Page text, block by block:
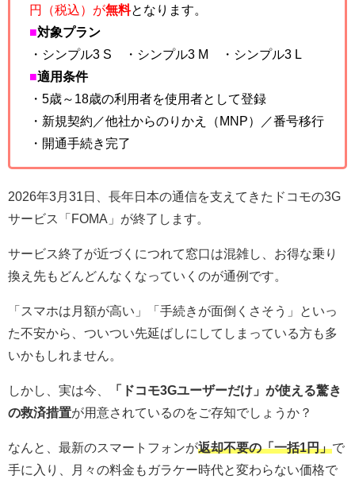
円（税込）が無料となります。
■対象プラン
・シンプル3 S ・シンプル3 M ・シンプル3 L
■適用条件
・5歳～18歳の利用者を使用者として登録
・新規契約／他社からのりかえ（MNP）／番号移行
・開通手続き完了
2026年3月31日、長年日本の通信を支えてきたドコモの3G
サービス「FOMA」が終了します。
サービス終了が近づくにつれて窓口は混雑し、お得な乗り
換え先もどんどんなくなっていくのが通例です。
「スマホは月額が高い」「手続きが面倒くさそう」といっ
た不安から、ついつい先延ばしにしてしまっている方も多
いかもしれません。
しかし、実は今、
「ドコモ3Gユーザーだけ」が使える驚き
の救済措置が用意されているのをご存知でしょうか？
なんと、最新のスマートフォンが返却不要の「一括1円」で
手に入り、月々の料金もガラケー時代と変わらない価格で